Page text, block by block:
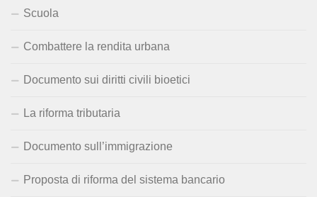
Scuola
Combattere la rendita urbana
Documento sui diritti civili bioetici
La riforma tributaria
Documento sull’immigrazione
Proposta di riforma del sistema bancario